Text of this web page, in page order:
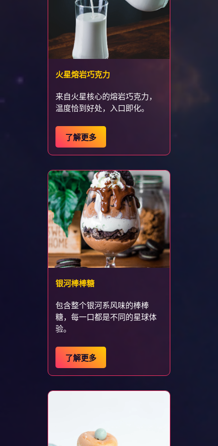
火星熔岩巧克力
来自火星核心的熔岩巧克力，
温度恰到好处，入口即化。
了解更多
银河棒棒糖
包含整个银河系风味的棒棒
糖，每一口都是不同的星球体
验。
了解更多